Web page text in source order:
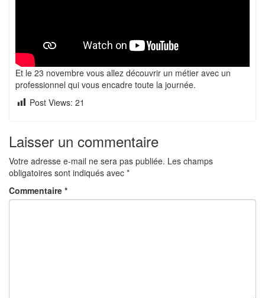
Et le 23 novembre vous allez découvrir un métier avec un
professionnel qui vous encadre toute la journée.
Post Views: 21
Laisser un commentaire
Votre adresse e-mail ne sera pas publiée. Les champs
obligatoires sont indiqués avec *
Commentaire *